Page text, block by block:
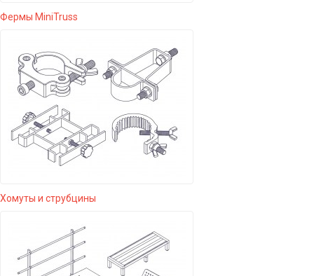
Фермы MiniTruss
Хомуты и струбцины